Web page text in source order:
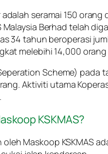
seramai 150
Malaysia Berhad telah
34 tahun beroperasi
melebihi 14,000
Scheme)
Aktiviti utama
KSKMAS?
Maskoop KSKMAS